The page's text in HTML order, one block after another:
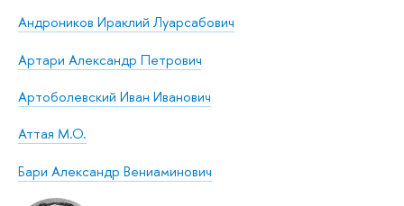
Андроников Ираклий Луарсабович
Артари Александр Петрович
Артоболевский Иван Иванович
Аттая М.О.
Бари Александр Вениаминович